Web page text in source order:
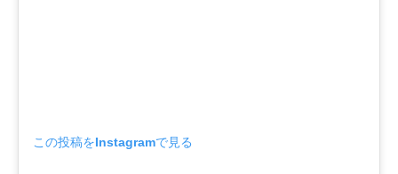
この投稿をInstagramで見る